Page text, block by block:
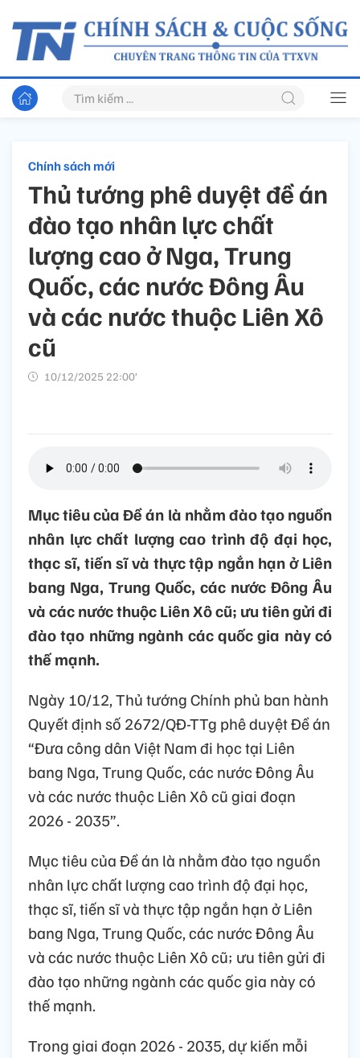
Chính sách mới
Thủ tướng phê duyệt đề án
đào tạo nhân lực chất
lượng cao ở Nga, Trung
Quốc, các nước Đông Âu
và các nước thuộc Liên Xô
cũ
10/12/2025 22:00’
Mục tiêu của Đề án là nhằm đào tạo nguồn
nhân lực chất lượng cao trình độ đại học,
thạc sĩ, tiến sĩ và thực tập ngắn hạn ở Liên
bang Nga, Trung Quốc, các nước Đông Âu
và các nước thuộc Liên Xô cũ; ưu tiên gửi đi
đào tạo những ngành các quốc gia này có
thế mạnh.
Ngày 10/12, Thủ tướng Chính phủ ban hành
Quyết định số 2672/QĐ-TTg phê duyệt Đề án
“Đưa công dân Việt Nam đi học tại Liên
bang Nga, Trung Quốc, các nước Đông Âu
và các nước thuộc Liên Xô cũ giai đoạn
2026 - 2035”.
Mục tiêu của Đề án là nhằm đào tạo nguồn
nhân lực chất lượng cao trình độ đại học,
thạc sĩ, tiến sĩ và thực tập ngắn hạn ở Liên
bang Nga, Trung Quốc, các nước Đông Âu
và các nước thuộc Liên Xô cũ; ưu tiên gửi đi
đào tạo những ngành các quốc gia này có
thế mạnh.
Trong giai đoạn 2026 - 2035, dự kiến mỗi